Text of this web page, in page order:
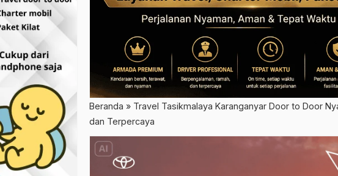
Beranda » Travel Tasikmalaya Karanganyar Door to Door
dan Terpercaya